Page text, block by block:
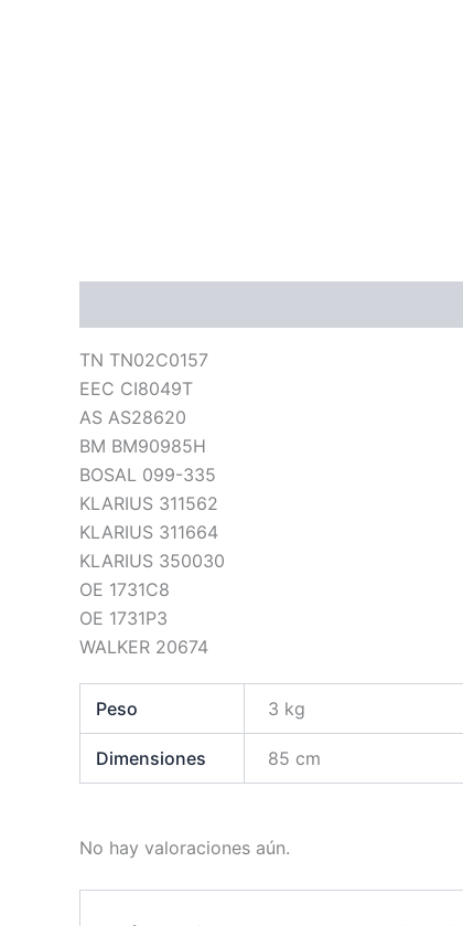
TN TN02C0157
EEC CI8049T
AS AS28620
BM BM90985H
BOSAL 099-335
KLARIUS 311562
KLARIUS 311664
KLARIUS 350030
OE 1731C8
OE 1731P3
WALKER 20674
Peso 3 kg
Dimensiones 85 cm
No hay valoraciones aún.